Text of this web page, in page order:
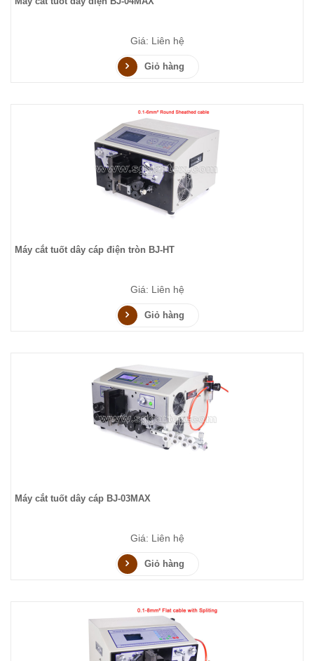
Giá: Liên hệ
Giỏ hàng
Máy cắt tuốt dây cáp điện tròn BJ-HT
Giá: Liên hệ
Giỏ hàng
Máy cắt tuốt dây cáp BJ-03MAX
Giá: Liên hệ
Giỏ hàng